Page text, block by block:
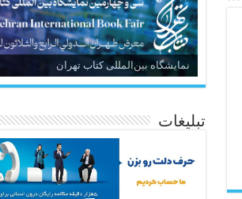
نمایشگاه بین‌المللی کتاب تهران
تبلیغات